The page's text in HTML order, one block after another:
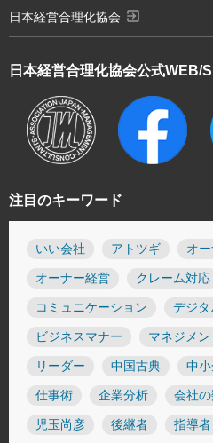
注目のキーワード
いい会社 アトツギ オ
オーナー経営 クレーム対応
コミュニケーション デジタ
ビジネスマナー マネジメン
リーダー 中国古典 中
仕事術 企業分析 会社
児玉尚彦 後継者 指導者
日本経営合理化協会公式WEB/
日本経営合理化協会 exit_to_app